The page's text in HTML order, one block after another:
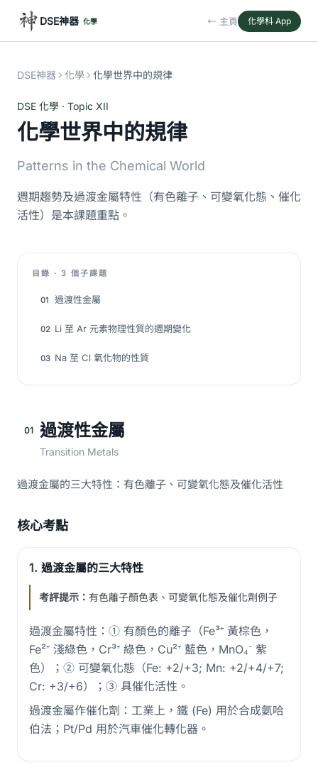
DSE神器 化學 ← 主頁 化學科 App
DSE神器 化學 化學世界中的規律
DSE 化學 · Topic XII
化學世界中的規律
Patterns in the Chemical World
週期趨勢及過渡金屬特性（有色離子、可變氧化態、催化
活性）是本課題重點。
目錄 · 3 個子課題
01 過渡性金屬
02 Li 至 Ar 元素物理性質的週期變化
03 Na 至 Cl 氧化物的性質
01 過渡性金屬
Transition Metals
過渡金屬的三大特性：有色離子、可變氧化態及催化活性
核心考點
1. 過渡金屬的三大特性
考評提示： 有色離子顏色表、可變氧化態及催化劑例子
過渡金屬特性：① 有顏色的離子（Fe³⁺ 黃棕色，
Fe²⁺ 淺綠色，Cr³⁺ 綠色，Cu²⁺ 藍色，MnO₄⁻ 紫
色）；② 可變氧化態（Fe: +2/+3; Mn: +2/+4/+7;
Cr: +3/+6）；③ 具催化活性。
過渡金屬作催化劑：工業上，鐵 (Fe) 用於合成氨哈
伯法；Pt/Pd 用於汽車催化轉化器。